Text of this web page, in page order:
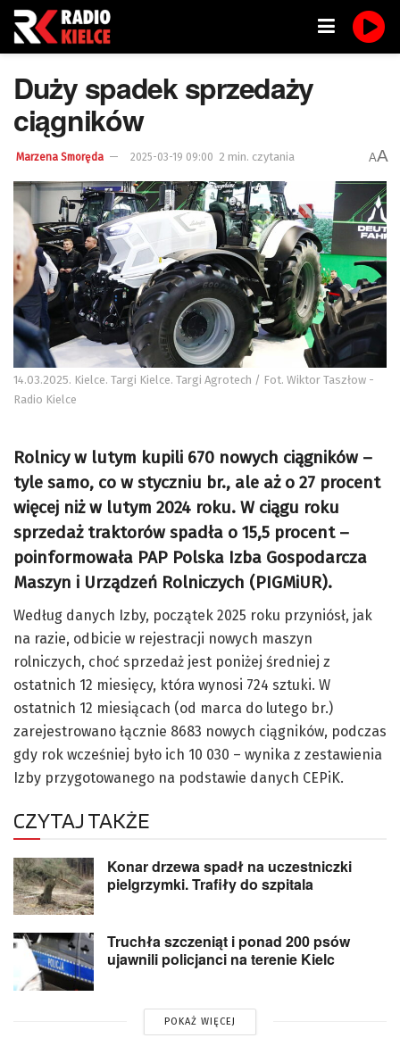
Duży spadek sprzedaży
ciągników
Marzena Smoręda 2025-03-19 09:00 2 min. czytania AA
14.03.2025. Kielce. Targi Kielce. Targi Agrotech / Fot. Wiktor Taszłow -
Radio Kielce
Rolnicy w lutym kupili 670 nowych ciągników –
tyle samo, co w styczniu br., ale aż o 27 procent
więcej niż w lutym 2024 roku. W ciągu roku
sprzedaż traktorów spadła o 15,5 procent –
poinformowała PAP Polska Izba Gospodarcza
Maszyn i Urządzeń Rolniczych (PIGMiUR).
Według danych Izby, początek 2025 roku przyniósł, jak
na razie, odbicie w rejestracji nowych maszyn
rolniczych, choć sprzedaż jest poniżej średniej z
ostatnich 12 miesięcy, która wynosi 724 sztuki. W
ostatnich 12 miesiącach (od marca do lutego br.)
zarejestrowano łącznie 8683 nowych ciągników, podczas
gdy rok wcześniej było ich 10 030 – wynika z zestawienia
Izby przygotowanego na podstawie danych CEPiK.
CZYTAJ TAKŻE
Konar drzewa spadł na uczestniczki
pielgrzymki. Trafiły do szpitala
Truchła szczeniąt i ponad 200 psów
ujawnili policjanci na terenie Kielc
POKAŻ WIĘCEJ